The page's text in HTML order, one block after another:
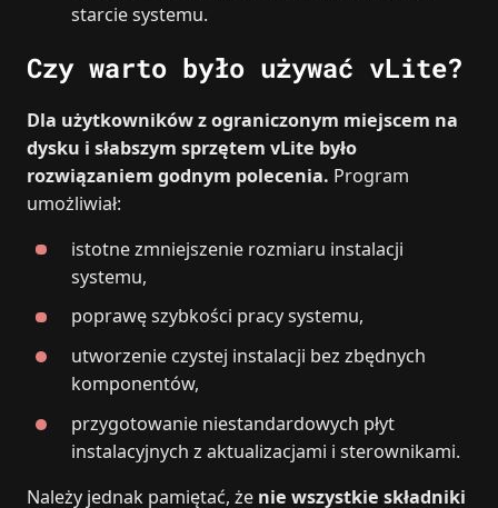
starcie systemu.
Czy warto było używać vLite?
Dla użytkowników z ograniczonym miejscem na
dysku i słabszym sprzętem vLite było
rozwiązaniem godnym polecenia. Program
umożliwiał:
istotne zmniejszenie rozmiaru instalacji
systemu,
poprawę szybkości pracy systemu,
utworzenie czystej instalacji bez zbędnych
komponentów,
przygotowanie niestandardowych płyt
instalacyjnych z aktualizacjami i sterownikami.
Należy jednak pamiętać, że nie wszystkie składniki